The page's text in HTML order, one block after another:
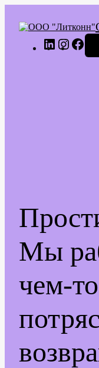
LinkedIn
Мы
чем-то